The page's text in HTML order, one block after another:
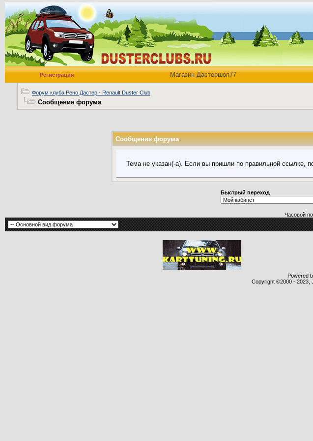
Регистрация Магазин Дастершоп77
Форум клуба Рено Дастер - Renault Duster Club
Сообщение форума
Сообщение форума
Тема не указан(-а). Если вы пришли по правильной ссылке,
Быстрый переход
Часовой
Powered
Copyright ©2000 - 2023,